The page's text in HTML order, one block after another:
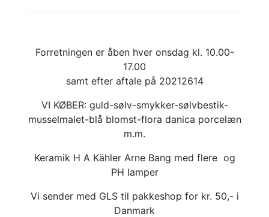
Forretningen er åben hver onsdag kl. 10.00-
17.00
samt efter aftale på 20212614
VI KØBER: guld-sølv-smykker-sølvbestik-
musselmalet-blå blomst-flora danica porcelæn
m.m.
Keramik H A Kähler Arne Bang med flere og
PH lamper
Vi sender med GLS til pakkeshop for kr. 50,- i
Danmark